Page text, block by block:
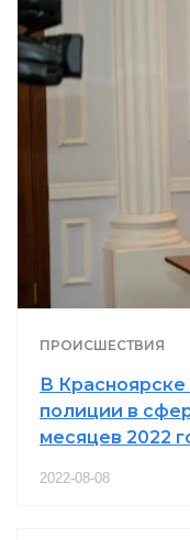
ПРОИСШЕСТВИЯ
В
полиции в
месяцев 2022
2022-08-08